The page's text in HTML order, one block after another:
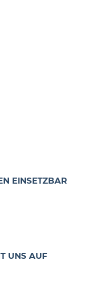
EINSETZBAR
UNS AUF